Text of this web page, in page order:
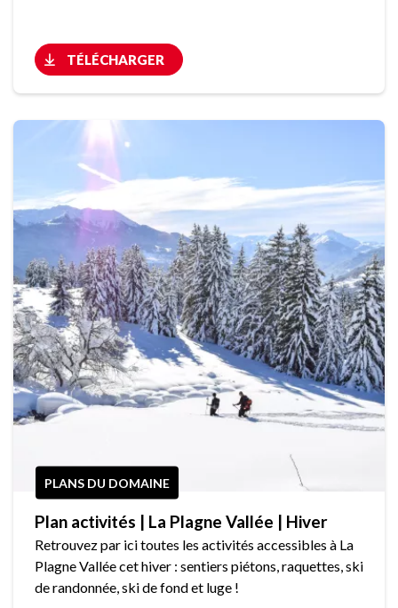
TÉLÉCHARGER
PLANS DU DOMAINE
Plan activités | La Plagne Vallée | Hiver
Retrouvez par ici toutes les activités accessibles à La
Plagne Vallée cet hiver : sentiers piétons, raquettes, ski
de randonnée, ski de fond et luge !